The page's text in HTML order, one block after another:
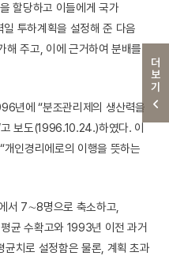
더보기
할당하고 이들에게 국가
투하계획을 설정해 준 다음
해 주고, 이에 근거하여 분배를
년에 “분조관리제의 생산력을
보도(1996.10.24.)하였다. 이
인경리에로의 이행을 뜻하는
서 7∼8명으로 축소하고,
균 수확고와 1993년 이전 과거
균치로 설정함은 물론, 계획 초과